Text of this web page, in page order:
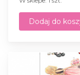
Dodaj do